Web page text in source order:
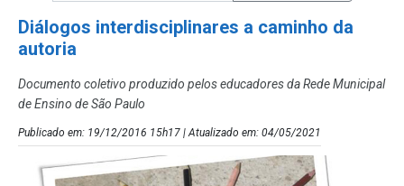
Diálogos interdisciplinares a caminho da
autoria
Documento coletivo produzido pelos educadores da Rede Municipal
de Ensino de São Paulo
Publicado em: 19/12/2016 15h17 | Atualizado em: 04/05/2021